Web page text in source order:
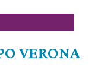
VERONA